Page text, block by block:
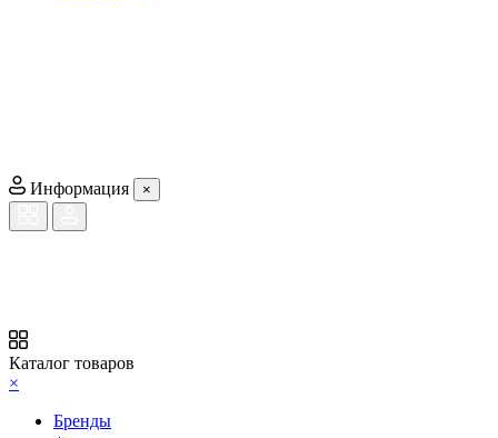
Информация ×
Каталог товаров
×
Бренды